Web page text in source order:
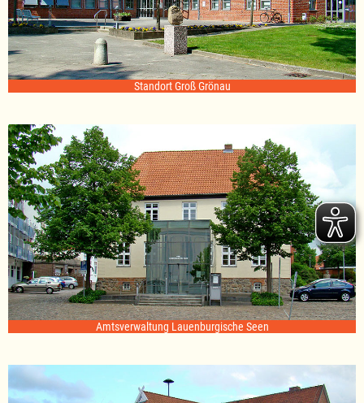
Standort Groß Grönau
Amtsverwaltung Lauenburgische Seen